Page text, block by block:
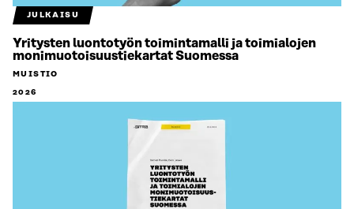
JULKAISU
Yritysten luontotyön toimintamalli ja toimialojen
monimuotoisuustiekartat Suomessa
MUISTIO
2026